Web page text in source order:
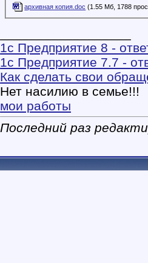
архивная копия.doc (1.55 Мб, 1788
1с Предприятие 8 -
1с Предприятие 7.7 -
Как сделать свои
Нет насилию в семье!!!
мои работы
Последний раз